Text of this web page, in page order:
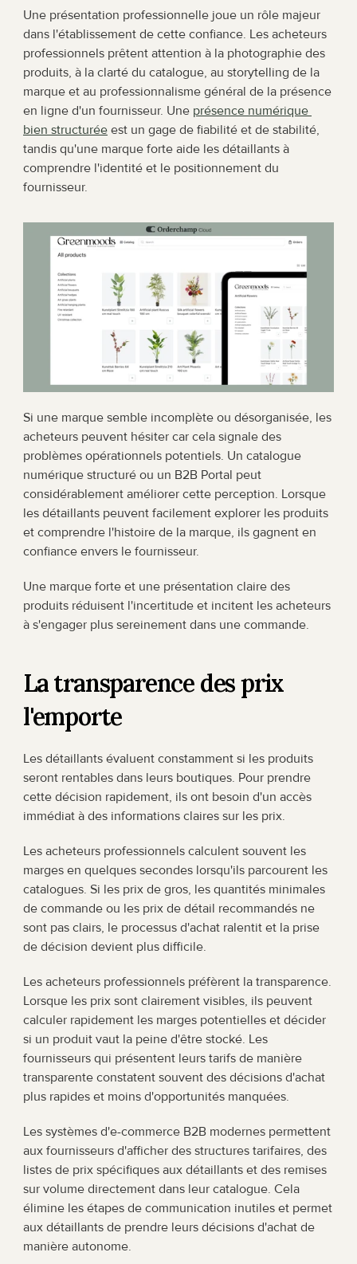
Une présentation professionnelle joue un rôle majeur
dans l'établissement de cette confiance. Les acheteurs
professionnels prêtent attention à la photographie des
produits, à la clarté du catalogue, au storytelling de la
marque et au professionnalisme général de la présence
en ligne d'un fournisseur. Une présence numérique
bien structurée est un gage de fiabilité et de stabilité,
tandis qu'une marque forte aide les détaillants à
comprendre l'identité et le positionnement du
fournisseur.
Si une marque semble incomplète ou désorganisée, les
acheteurs peuvent hésiter car cela signale des
problèmes opérationnels potentiels. Un catalogue
numérique structuré ou un B2B Portal peut
considérablement améliorer cette perception. Lorsque
les détaillants peuvent facilement explorer les produits
et comprendre l'histoire de la marque, ils gagnent en
confiance envers le fournisseur.
Une marque forte et une présentation claire des
produits réduisent l'incertitude et incitent les acheteurs
à s'engager plus sereinement dans une commande.
La transparence des prix
l'emporte
Les détaillants évaluent constamment si les produits
seront rentables dans leurs boutiques. Pour prendre
cette décision rapidement, ils ont besoin d'un accès
immédiat à des informations claires sur les prix.
Les acheteurs professionnels calculent souvent les
marges en quelques secondes lorsqu'ils parcourent les
catalogues. Si les prix de gros, les quantités minimales
de commande ou les prix de détail recommandés ne
sont pas clairs, le processus d'achat ralentit et la prise
de décision devient plus difficile.
Les acheteurs professionnels préfèrent la transparence.
Lorsque les prix sont clairement visibles, ils peuvent
calculer rapidement les marges potentielles et décider
si un produit vaut la peine d'être stocké. Les
fournisseurs qui présentent leurs tarifs de manière
transparente constatent souvent des décisions d'achat
plus rapides et moins d'opportunités manquées.
Les systèmes d'e-commerce B2B modernes permettent
aux fournisseurs d'afficher des structures tarifaires, des
listes de prix spécifiques aux détaillants et des remises
sur volume directement dans leur catalogue. Cela
élimine les étapes de communication inutiles et permet
aux détaillants de prendre leurs décisions d'achat de
manière autonome.